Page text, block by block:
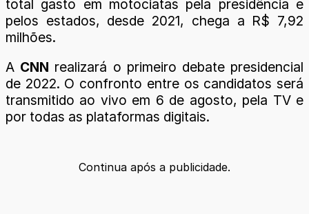
total gasto em motociatas pela presidência e
pelos estados, desde 2021, chega a R$ 7,92
milhões.
A CNN realizará o primeiro debate presidencial
de 2022. O confronto entre os candidatos será
transmitido ao vivo em 6 de agosto, pela TV e
por todas as plataformas digitais.
Continua após a publicidade.